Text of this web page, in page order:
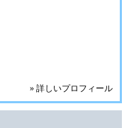
» 詳しいプロフィール